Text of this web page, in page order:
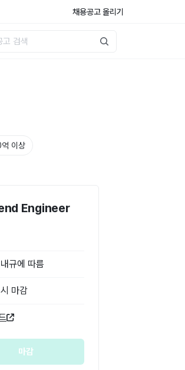
채용공고 올리기
이상
Engineer
규에 따름
마감
마감